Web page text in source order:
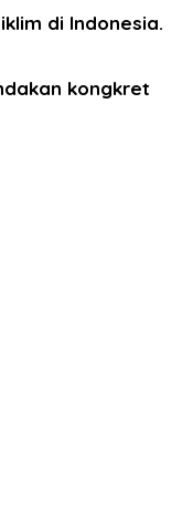
di Indonesia.
kongkret